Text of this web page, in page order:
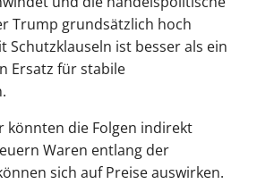
Trump grundsätzlich hoch
Schutzklauseln ist besser als ein
Ersatz für stabile
könnten die Folgen indirekt
Waren entlang der
sich auf Preise auswirken.